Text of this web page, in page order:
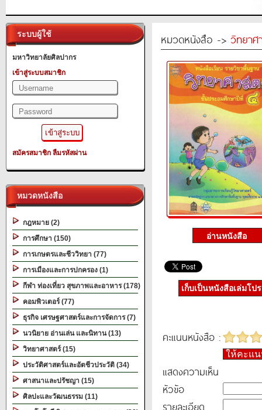
ระบบผู้ใช้
มหาวิทยาลัยศิลปากร
เข้าสู่ระบบสมาชิก
สมัครสมาชิก ลืมรหัสผ่าน
หมวดหนังสือ
กฎหมาย (2)
การศึกษา (150)
การเกษตรและชีววิทยา (77)
การเมืองและการปกครอง (1)
กีฬา ท่องเที่ยว สุขภาพและอาหาร (178)
คอมพิวเตอร์ (77)
ธุรกิจ เศรษฐศาสตร์และการจัดการ (7)
นวนิยาย อ่านเล่น และนิทาน (13)
วิทยาศาสตร์ (15)
ประวัติศาสตร์และอัตชีวประวัติ (34)
ศาสนาและปรัชญา (15)
ศิลปะและวัฒนธรรม (11)
หมวดหนังสือ -> วิทยาศ
เก็บเป็นหนังสือเล่มโป
คะแนนหนังสือ :
ให้คะแ
แสดงความเห็น
หัวข้อ
รายละเอียด